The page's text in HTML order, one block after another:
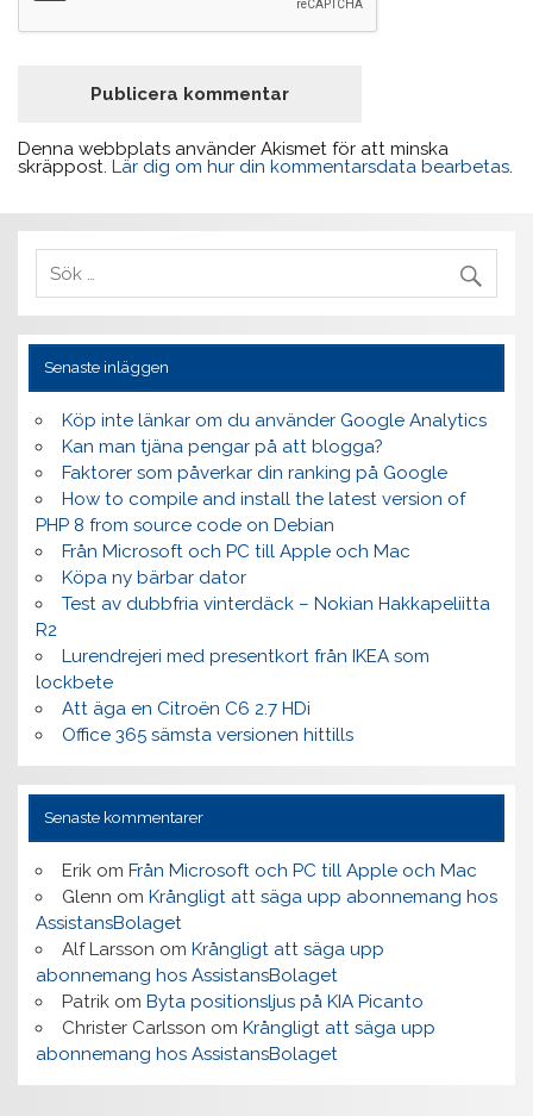
Denna webbplats använder Akismet för att minska
skräppost.Lär dig om hur din kommentarsdata bearbetas.
Senaste inläggen
Köp inte länkar om du använder Google Analytics
Kan man tjäna pengar på att blogga?
Faktorer som påverkar din ranking på Google
How to compile and install the latest version of
PHP 8 from source code on Debian
Från Microsoft och PC till Apple och Mac
Köpa ny bärbar dator
Test av dubbfria vinterdäck – Nokian Hakkapeliitta
R2
Lurendrejeri med presentkort från IKEA som
lockbete
Att äga en Citroën C6 2.7 HDi
Office 365 sämsta versionen hittills
Senaste kommentarer
Erikom Från Microsoft och PC till Apple och Mac
Glenn om Krångligt att säga upp abonnemang hos
AssistansBolaget
Alf Larsson om Krångligt att säga upp
abonnemang hos AssistansBolaget
Patrikom Byta positionsljus på KIA Picanto
Christer Carlsson om Krångligt att säga upp
abonnemang hos AssistansBolaget